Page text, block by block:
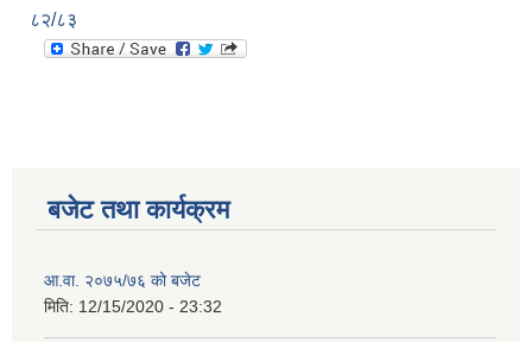
८२/८३
बजेट तथा कार्यक्रम
आ.वा. २०७५/७६ को बजेट
मिति: 12/15/2020 - 23:32